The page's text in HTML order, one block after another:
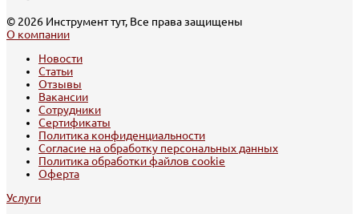
© 2026 Инструмент тут, Все права защищены
О компании
Новости
Статьи
Отзывы
Вакансии
Сотрудники
Сертификаты
Политика конфиденциальности
Согласие на обработку персональных данных
Политика обработки файлов cookie
Оферта
Услуги